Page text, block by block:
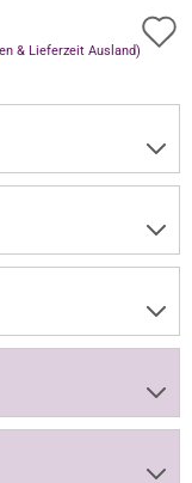
& Lieferzeit Ausland)